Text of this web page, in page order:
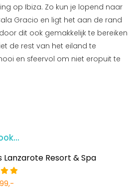
op Ibiza. Zo kun je lopend naar
Gracio en ligt het aan de rand
dit ook gemakkelijk te bereiken
de rest van het eiland te
en sfeervol om niet eropuit te
Lanzarote Resort & Spa